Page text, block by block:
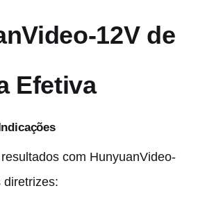
12V de
Efetiva
com HunyuanVideo-
diretrizes: